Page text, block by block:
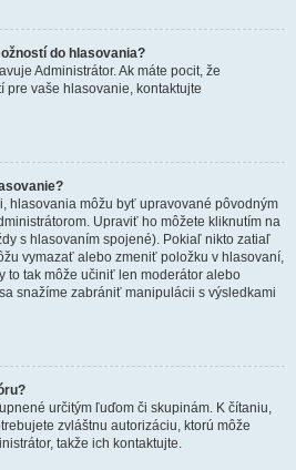
do hlasovania?
Administrátor. Ak máte pocit, že
vaše hlasovanie, kontaktujte
hlasovania môžu byť upravované pôvodným
Upraviť ho môžete kliknutím na
s hlasovaním spojené). Pokiaľ nikto zatiaľ
vymazať alebo zmeniť položku v hlasovaní,
to tak môže učiniť len moderátor alebo
snažíme zabrániť manipulácii s výsledkami
určitým ľuďom či skupinám. K čítaniu,
zvláštnu autorizáciu, ktorú môže
takže ich kontaktujte.